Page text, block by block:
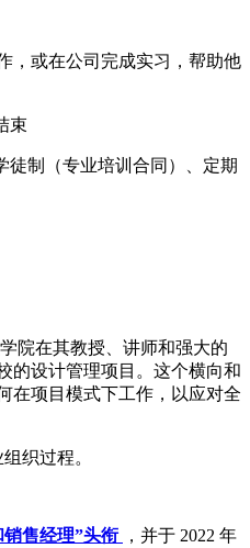
，或在公司完成实习，帮助他
束
徒制（专业培训合同）、定期
院在其教授、讲师和强大的
的设计管理项目。这个横向和
在项目模式下工作，以应对全
织过程。
售经理”头衔 ，并于 2022 年